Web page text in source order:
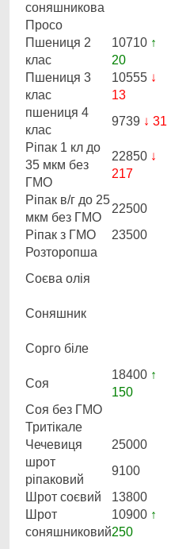
соняшникова
Просо
Пшениця 2
клас
10710 ↑
20
Пшениця 3
клас
10555 ↓
13
пшениця 4
клас
9739 ↓ 31
Ріпак 1 кл до
35 мкм без
ГМО
22850 ↓
217
Ріпак в/г до 25
мкм без ГМО
22500
Ріпак з ГМО
23500
Розторопша
Соєва олія
Соняшник
Сорго біле
Соя
18400 ↑
150
Соя без ГМО
Тритікале
Чечевиця
25000
шрот
ріпаковий
9100
Шрот соєвий
13800
Шрот
соняшниковий
10900 ↑
250